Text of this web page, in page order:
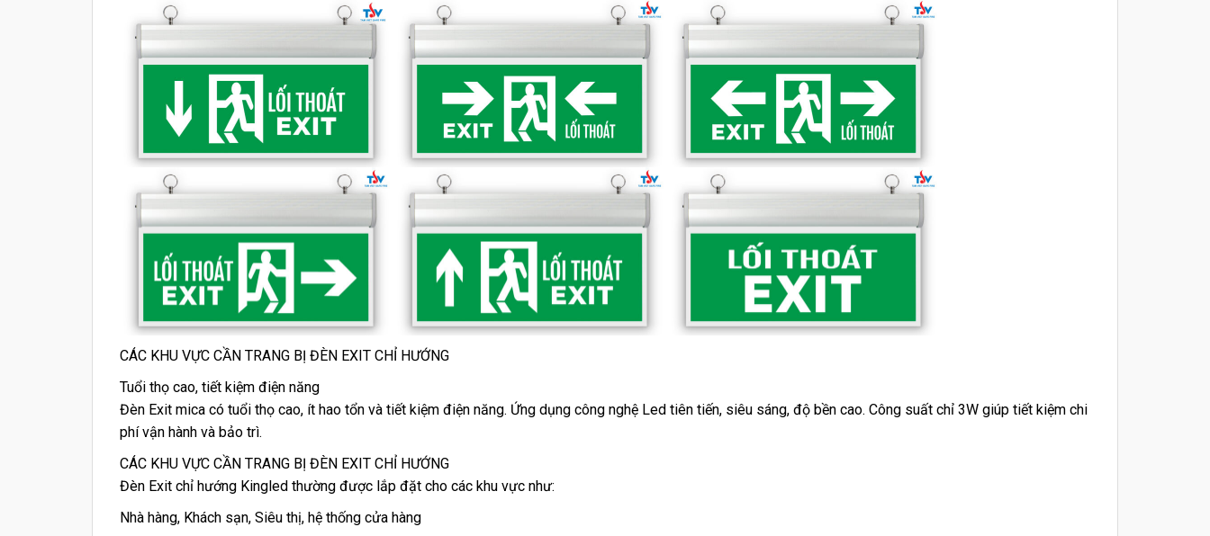
CÁC KHU VỰC CẦN TRANG BỊ ĐÈN EXIT CHỈ HƯỚNG
Tuổi thọ cao, tiết kiệm điện năng
Đèn Exit mica có tuổi thọ cao, ít hao tổn và tiết kiệm điện năng. Ứng dụng công nghệ Led tiên tiến, siêu sáng, độ bền cao. Công suất chỉ 3W giúp tiết kiệm chi
phí vận hành và bảo trì.
CÁC KHU VỰC CẦN TRANG BỊ ĐÈN EXIT CHỈ HƯỚNG
Đèn Exit chỉ hướng Kingled thường được lắp đặt cho các khu vực như:
Nhà hàng, Khách sạn, Siêu thị, hệ thống cửa hàng